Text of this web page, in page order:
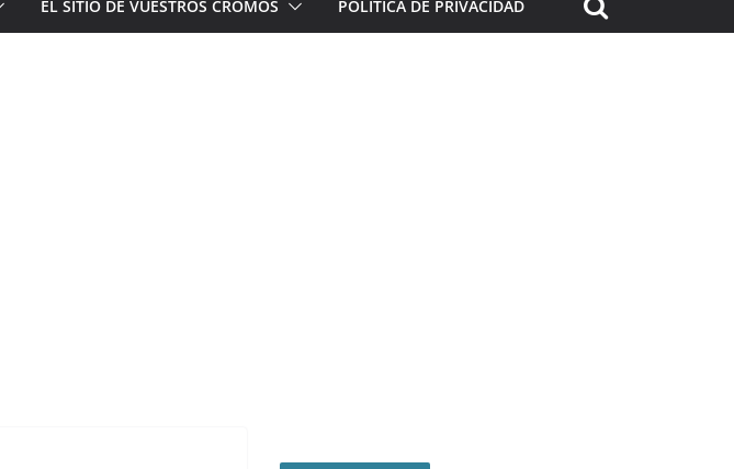
EL SITIO DE VUESTROS CROMOS POLÍTICA DE PRIVACIDAD